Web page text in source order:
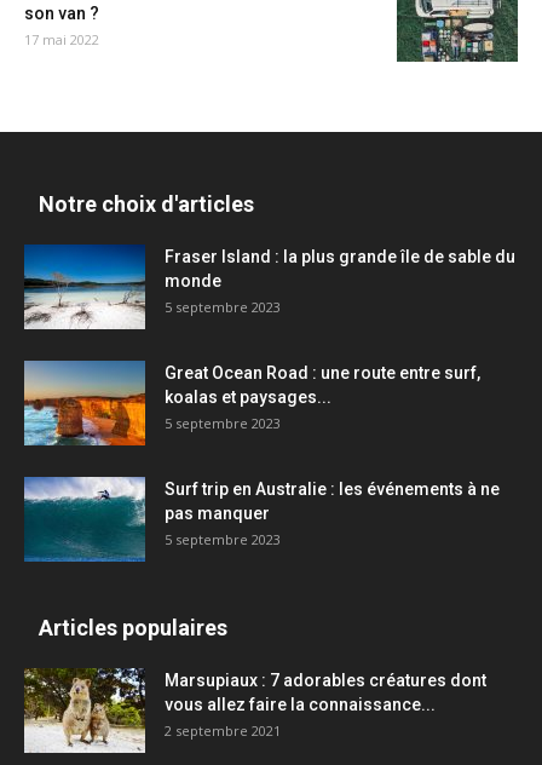
son van ?
17 mai 2022
Notre choix d'articles
Fraser Island : la plus grande île de sable du
monde
5 septembre 2023
Great Ocean Road : une route entre surf,
koalas et paysages...
5 septembre 2023
Surf trip en Australie : les événements à ne
pas manquer
5 septembre 2023
Articles populaires
Marsupiaux : 7 adorables créatures dont
vous allez faire la connaissance...
2 septembre 2021